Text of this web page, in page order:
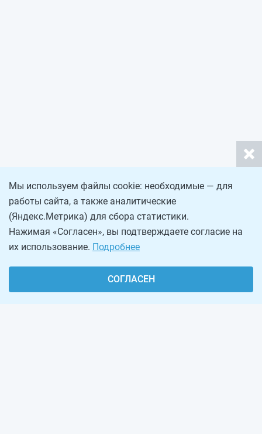
Мы используем файлы cookie: необходимые — для
работы сайта, а также аналитические
(Яндекс.Метрика) для сбора статистики.
Нажимая «Согласен», вы подтверждаете согласие на
их использование. Подробнее
СОГЛАСЕН